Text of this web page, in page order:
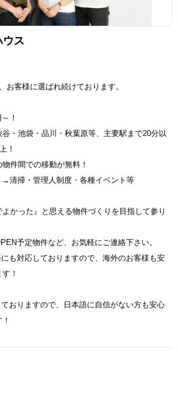
ウス
お客様に選ばれ続けております。
！
・池袋・品川・秋葉原等、主要駅まで20分以
！
件間での移動が無料！
清掃・管理人制度・各種イベント等
かった』と思える物件づくりを目指して参り
予定物件など、お気軽にご連絡下さい。
も対応しておりますので、海外のお客様も安
！
おりますので、日本語に自信がない方も安心